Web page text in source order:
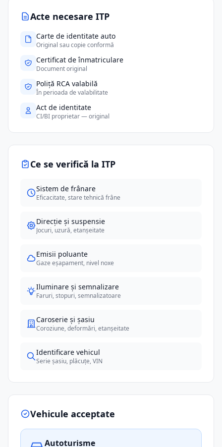
Acte necesare ITP
Carte de identitate auto
Original sau copie conformă
Certificat de înmatriculare
Document original
Poliță RCA valabilă
În perioada de valabilitate
Act de identitate
CI/BI proprietar — original
Ce se verifică la ITP
Sistem de frânare
Eficacitate, stare tehnică frâne
Direcție și suspensie
Jocuri, uzură, etanșeitate
Emisii poluante
Gaze eșapament, nivel noxe
Iluminare și semnalizare
Faruri, stopuri, semnalizatoare
Caroserie și șasiu
Coroziune, deformări, etanșeitate
Identificare vehicul
Serie șasiu, plăcuțe, VIN
Vehicule acceptate
Autoturisme